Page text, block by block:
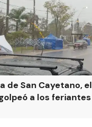
de San Cayetano, el
a los feriantes